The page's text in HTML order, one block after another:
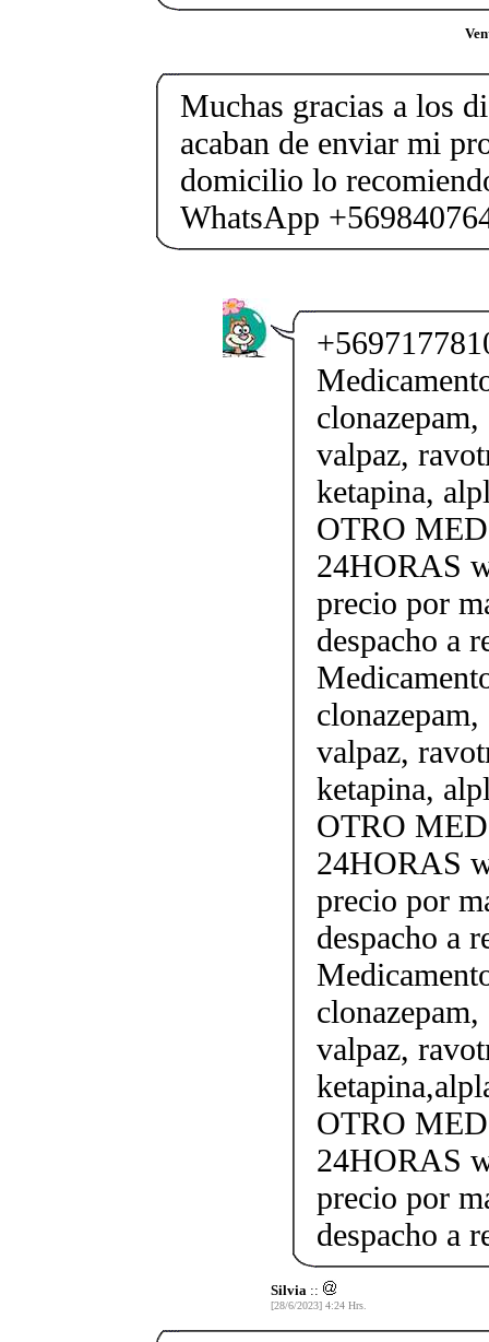
Muchas gracias a los
acaban de enviar mi
domicilio lo
WhatsApp
valpaz,
ketapina,
OTRO
24HORAS
precio por
despacho a
valpaz,
ketapina,
OTRO
24HORAS
precio por
despacho a
valpaz,
OTRO
24HORAS
precio por
despacho a
Silvia ::
[28/6/2023] 4:24 Hrs.